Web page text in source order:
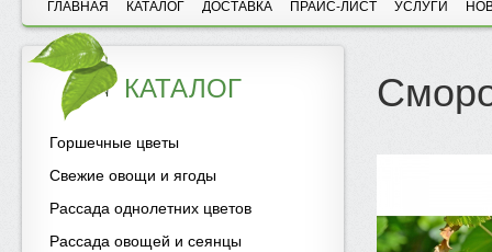
ГЛАВНАЯ КАТАЛОГ ДОСТАВКА ПРАЙС-ЛИСТ УСЛУГИ
КАТАЛОГ
Горшечные цветы
Свежие овощи и ягоды
Рассада однолетних цветов
Рассада овощей и сеянцы